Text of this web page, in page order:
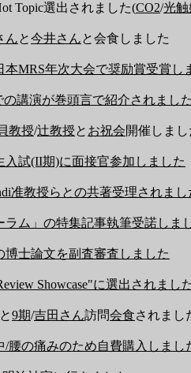
Topic選出されました(CO2/光触
んと今井さんと会食しました
本MRS年次大会で奨励賞受賞し
の講演が巻頭言で紹介されまし
教授/辻教授と お祝会開催しま
入試(II期)に面接官参加しました
准教授らとの共著受理されまし
ラム」の特集記事執筆受諾しま
博士論文を副査審査しました
Showcase"に選出されまし
と9期/吉田さん訪問会食されまし
/腰の痛みのため自費購入しまし